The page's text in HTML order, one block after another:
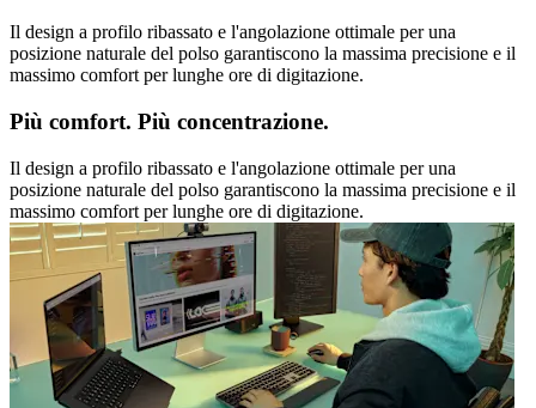
Il design a profilo ribassato e l'angolazione ottimale per una
posizione naturale del polso garantiscono la massima precisione e il
massimo comfort per lunghe ore di digitazione.
Più comfort. Più concentrazione.
Il design a profilo ribassato e l'angolazione ottimale per una
posizione naturale del polso garantiscono la massima precisione e il
massimo comfort per lunghe ore di digitazione.